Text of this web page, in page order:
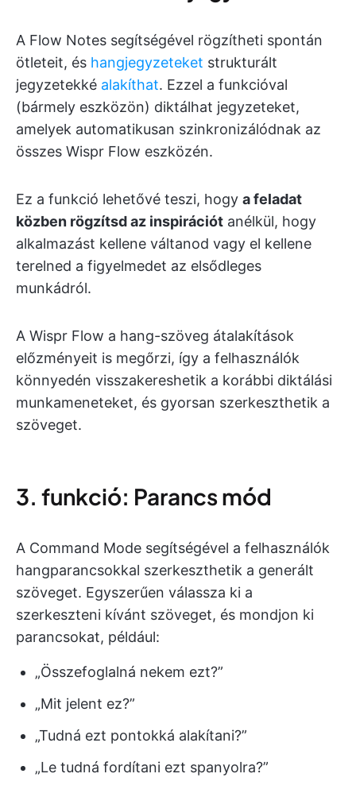
A Flow Notes segítségével rögzítheti spontán
ötleteit, és hangjegyzeteket strukturált
jegyzetekké alakíthat. Ezzel a funkcióval
(bármely eszközön) diktálhat jegyzeteket,
amelyek automatikusan szinkronizálódnak az
összes Wispr Flow eszközén.
Ez a funkció lehetővé teszi, hogy a feladat
közben rögzítsd az inspirációt anélkül, hogy
alkalmazást kellene váltanod vagy el kellene
terelned a figyelmedet az elsődleges
munkádról.
A Wispr Flow a hang-szöveg átalakítások
előzményeit is megőrzi, így a felhasználók
könnyedén visszakereshetik a korábbi diktálási
munkameneteket, és gyorsan szerkeszthetik a
szöveget.
3. funkció: Parancs mód
A Command Mode segítségével a felhasználók
hangparancsokkal szerkeszthetik a generált
szöveget. Egyszerűen válassza ki a
szerkeszteni kívánt szöveget, és mondjon ki
parancsokat, például:
„Összefoglalná nekem ezt?”
„Mit jelent ez?”
„Tudná ezt pontokká alakítani?”
„Le tudná fordítani ezt spanyolra?”